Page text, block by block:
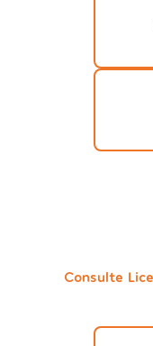
Consulte